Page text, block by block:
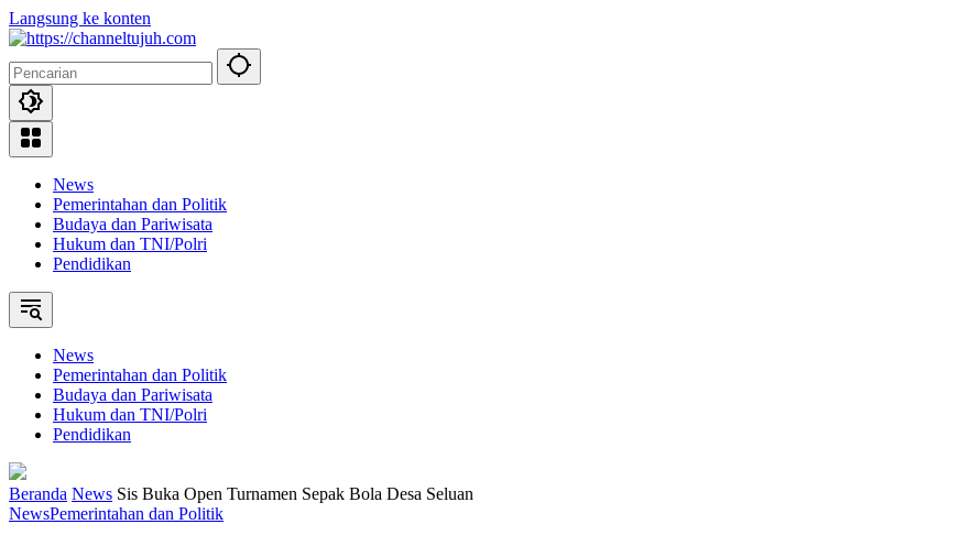
Langsung ke konten
News
Pemerintahan dan Politik
Budaya dan Pariwisata
Hukum dan TNI/Polri
Pendidikan
News
Pemerintahan dan Politik
Budaya dan Pariwisata
Hukum dan TNI/Polri
Pendidikan
Beranda News Sis Buka Open Turnamen Sepak Bola Desa Seluan
NewsPemerintahan dan Politik